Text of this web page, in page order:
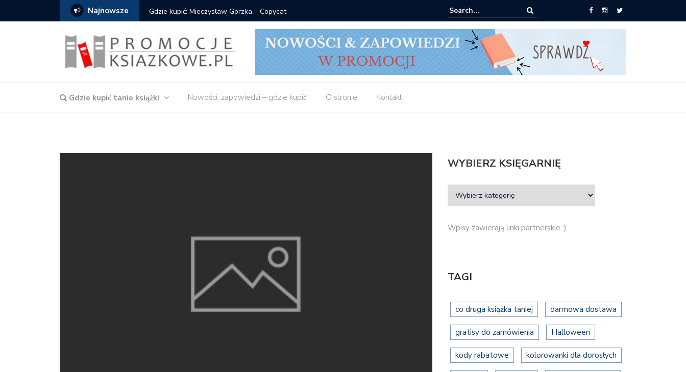
Najnowsze Gdzie kupić: Mieczysław Gorzka – Copycat Znak: książki od 2,90 zł do zamówienia
Gdzie kupić tanie książki Nowości, zapowiedzi – gdzie kupić O stronie Kontakt
WYBIERZ KSIĘGARNIĘ
Wpisy zawierają linki partnerskie :)
TAGI
co druga książka taniej darmowa dostawa
gratisy do zamówienia Halloween
kody rabatowe kolorowanki dla dorosłych